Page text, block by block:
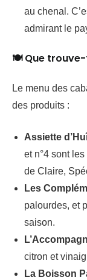
au chenal.
admirant le
🍽️ Que trouve-
Le menu des
des produits :
Assiette
et n°4 sont
de Claire,
Les
palourdes, et
saison.
citron et
La Boisson